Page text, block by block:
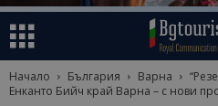
Начало България Варна
Енканто Бийч край Варна – с нови